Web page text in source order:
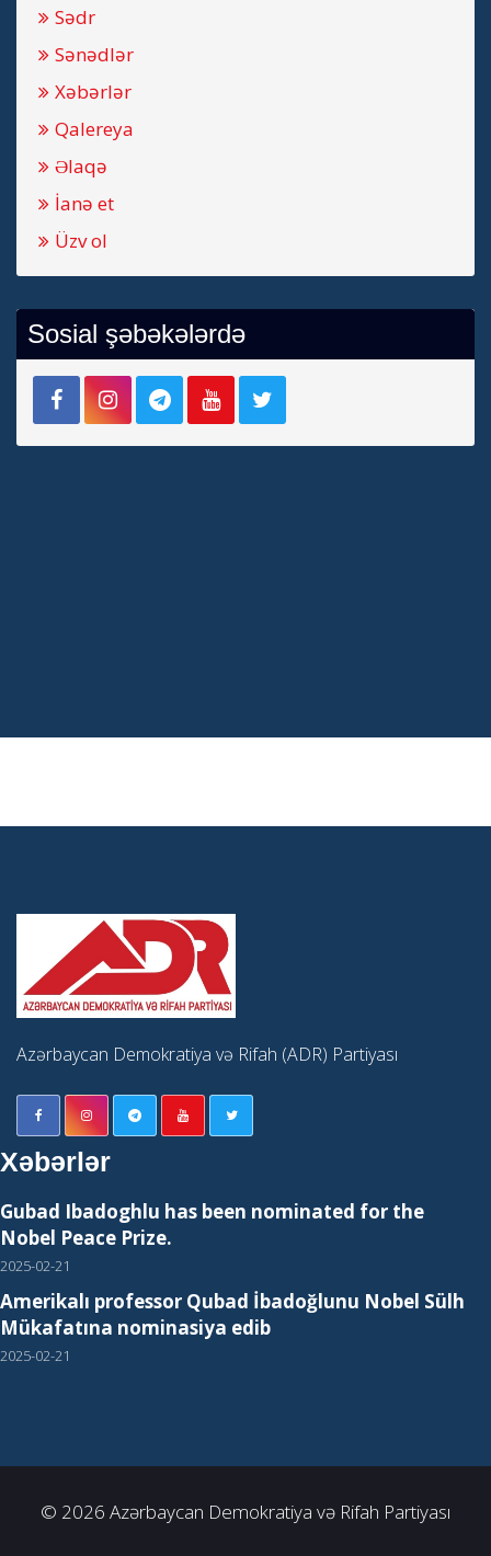
Sədr
Sənədlər
Xəbərlər
Qalereya
Əlaqə
İanə et
Üzv ol
Sosial şəbəkələrdə
Azərbaycan Demokratiya və Rifah (ADR) Partiyası
Xəbərlər
Gubad Ibadoghlu has been nominated for the
Nobel Peace Prize.
2025-02-21
Amerikalı professor Qubad İbadoğlunu Nobel Sülh
Mükafatına nominasiya edib
2025-02-21
© 2026 Azərbaycan Demokratiya və Rifah Partiyası